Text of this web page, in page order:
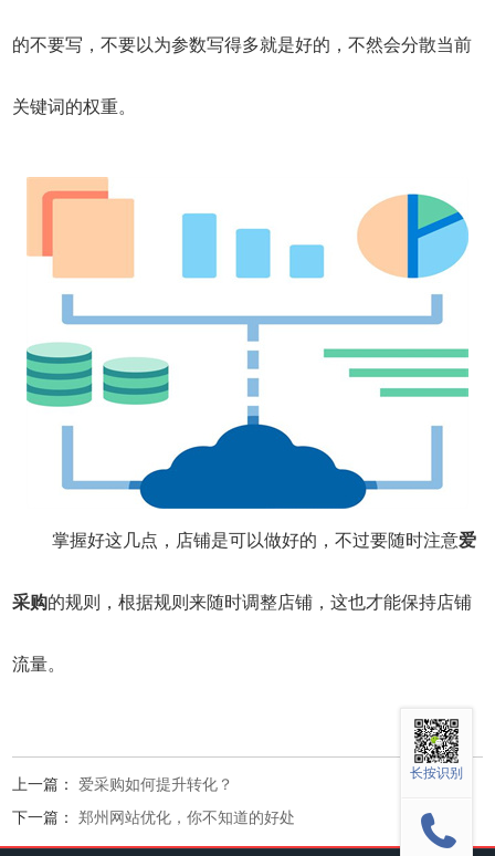
的不要写，不要以为参数写得多就是好的，不然会分散当前
关键词的权重。
掌握好这几点，店铺是可以做好的，不过要随时注意爱
采购的规则，根据规则来随时调整店铺，这也才能保持店铺
流量。
上一篇：爱采购如何提升转化？
下一篇：郑州网站优化，你不知道的好处
长按识别